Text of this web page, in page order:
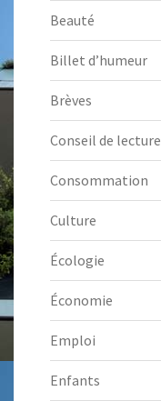
Beauté
Billet d’humeur
Brèves
Conseil de lecture
Consommation
Culture
Écologie
Économie
Emploi
Enfants